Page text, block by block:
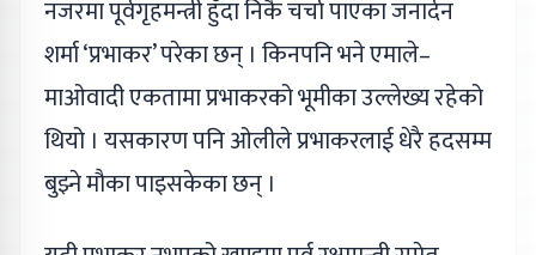
नजरमा पूर्वगृहमन्त्री हुँदा निकै चर्चा पाएका जनार्दन
शर्मा ‘प्रभाकर’ परेका छन् । किनपनि भने एमाले–
माओवादी एकतामा प्रभाकरको भूमीका उल्लेख्य रहेको
थियो । यसकारण पनि ओलीले प्रभाकरलाई धेरै हदसम्म
बुझ्ने मौका पाइसकेका छन् ।